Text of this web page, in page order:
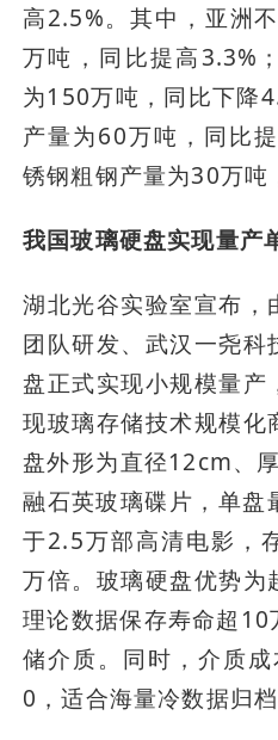
高2.5%。其中，亚洲
万吨，同比提高3.3%
为150万吨，同比下降
产量为60万吨，同比
锈钢粗钢产量为30万吨
我国玻璃硬盘实现量产
湖北光谷实验室宣布，
团队研发、武汉一尧科
盘正式实现小规模量产
现玻璃存储技术规模化
盘外形为直径12cm、
融石英玻璃碟片，单盘
于2.5万部高清电影，
万倍。玻璃硬盘优势为
理论数据保存寿命超
储介质。同时，介质
0，适合海量冷数据归档